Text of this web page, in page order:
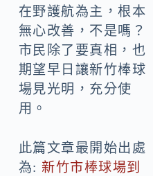
在野護航為主，根本
無心改善，不是嗎？
市民除了要真相，也
期望早日讓新竹棒球
場見光明，充分使
用。
此篇文章最開始出處
為:新竹市棒球場到